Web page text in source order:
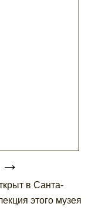
→
в Санта-
этого музея